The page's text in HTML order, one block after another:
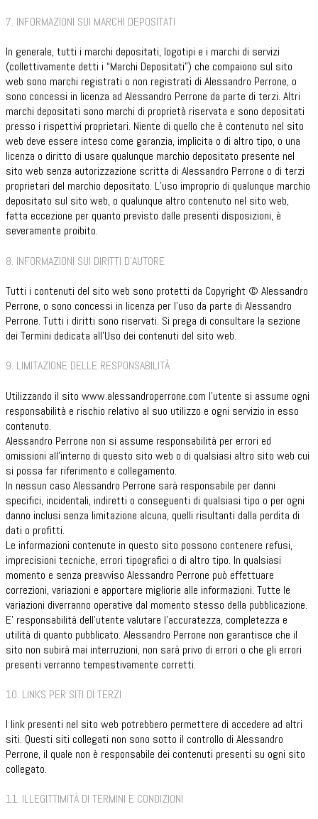
7. INFORMAZIONI SUI MARCHI DEPOSITATI
In generale, tutti i marchi depositati, logotipi e i marchi di servizi
(collettivamente detti i “Marchi Depositati”) che compaiono sul sito
web sono marchi registrati o non registrati di Alessandro Perrone, o
sono concessi in licenza ad Alessandro Perrone da parte di terzi. Altri
marchi depositati sono marchi di proprietà riservata e sono depositati
presso i rispettivi proprietari. Niente di quello che è contenuto nel sito
web deve essere inteso come garanzia, implicita o di altro tipo, o una
licenza o diritto di usare qualunque marchio depositato presente nel
sito web senza autorizzazione scritta di Alessandro Perrone o di terzi
proprietari del marchio depositato. L’uso improprio di qualunque marchio
depositato sul sito web, o qualunque altro contenuto nel sito web,
fatta eccezione per quanto previsto dalle presenti disposizioni, è
severamente proibito.
8. INFORMAZIONI SUI DIRITTI D’AUTORE
Tutti i contenuti del sito web sono protetti da Copyright © Alessandro
Perrone, o sono concessi in licenza per l’uso da parte di Alessandro
Perrone. Tutti i diritti sono riservati. Si prega di consultare la sezione
dei Termini dedicata all’Uso dei contenuti del sito web.
9. LIMITAZIONE DELLE RESPONSABILITÀ
Utilizzando il sito www.alessandroperrone.com l’utente si assume ogni
responsabilità e rischio relativo al suo utilizzo e ogni servizio in esso
contenuto.
Alessandro Perrone non si assume responsabilità per errori ed
omissioni all’interno di questo sito web o di qualsiasi altro sito web cui
si possa far riferimento e collegamento.
In nessun caso Alessandro Perrone sarà responsabile per danni
specifici, incidentali, indiretti o conseguenti di qualsiasi tipo o per ogni
danno inclusi senza limitazione alcuna, quelli risultanti dalla perdita di
dati o profitti.
Le informazioni contenute in questo sito possono contenere refusi,
imprecisioni tecniche, errori tipografici o di altro tipo. In qualsiasi
momento e senza preavviso Alessandro Perrone può effettuare
correzioni, variazioni e apportare migliorie alle informazioni. Tutte le
variazioni diverranno operative dal momento stesso della pubblicazione.
E’ responsabilità dell’utente valutare l’accuratezza, completezza e
utilità di quanto pubblicato. Alessandro Perrone non garantisce che il
sito non subirà mai interruzioni, non sarà privo di errori o che gli errori
presenti verranno tempestivamente corretti.
10. LINKS PER SITI DI TERZI
I link presenti nel sito web potrebbero permettere di accedere ad altri
siti. Questi siti collegati non sono sotto il controllo di Alessandro
Perrone, il quale non è responsabile dei contenuti presenti su ogni sito
collegato.
11. ILLEGITTIMITÀ DI TERMINI E CONDIZIONI